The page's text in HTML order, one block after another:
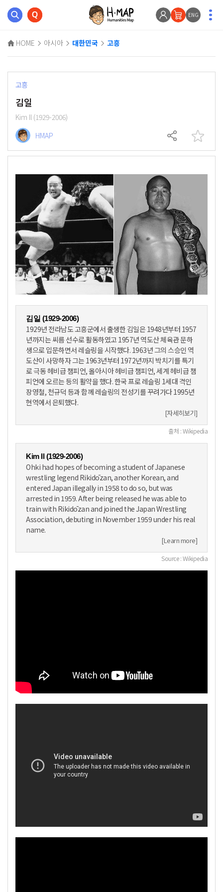
ENG
HOME 아시아 대한민국 고흥
고흥
김일
Kim Il (1929-2006)
HMAP
김일 (1929-2006)
1929년 전라남도 고흥군에서 출생한 김일은 1948년부터 1957
년까지는 씨름 선수로 활동하였고 1957년 역도산 체육관 문하
생으로 입문하면서 레슬링을 시작했다. 1963년 그의 스승인 역
도산이 사망하자 그는 1963년부터 1972년까지 박치기를 특기
로 극동 헤비급 챔피언, 올아시아 헤비급 챔피언, 세계 헤비급 챔
피언에 오르는 등의 활약을 했다. 한국 프로 레슬링 1세대 격인
장영철, 천규덕 등과 함께 레슬링의 전성기를 꾸려가다 1995년
현역에서 은퇴했다.
[자세히보기]
출처 : Wikipedia
Kim Il (1929-2006)
Ohki had hopes of becoming a student of Japanese
wrestling legend Rikidōzan, another Korean, and
entered Japan illegally in 1958 to do so, but was
arrested in 1959. After being released he was able to
train with Rikidōzan and joined the Japan Wrestling
Association, debuting in November 1959 under his real
name.
[Learn more]
Source : Wikipedia